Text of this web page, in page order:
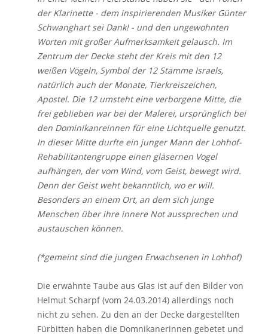
der Klarinette - dem inspirierenden Musiker Günter
Schwanghart sei Dank! - und den ungewohnten
Worten mit großer Aufmerksamkeit gelausch. Im
Zentrum der Decke steht der Kreis mit den 12
weißen Vögeln, Symbol der 12 Stämme Israels,
natürlich auch der Monate, Tierkreiszeichen,
Apostel. Die 12 umsteht eine verborgene Mitte, die
frei geblieben war bei der Malerei, ursprünglich bei
den Dominikanreinnen für eine Lichtquelle genutzt.
In dieser Mitte durfte ein junger Mann der Lohhof-
Rehabilitantengruppe einen gläsernen Vogel
aufhängen, der vom Wind, vom Geist, bewegt wird.
Denn der Geist weht bekanntlich, wo er will.
Besonders an einem Ort, an dem sich junge
Menschen über ihre innere Not aussprechen und
austauschen können.
(*gemeint sind die jungen Erwachsenen in Lohhof)
Die erwähnte Taube aus Glas ist auf den Bilder von
Helmut Scharpf (vom 24.03.2014) allerdings noch
nicht zu sehen. Zu den an der Decke dargestellten
Fürbitten haben die Domnikanerinnen gebetet und